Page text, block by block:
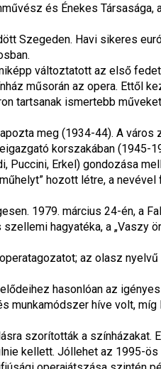
és Énekes Társasága,
Szegeden. Havi sikeres
változtatott az első
műsorán az opera. Ettől
tartsanak ismertebb
meg (1934-44). A város
korszakában (1945-
Puccini, Erkel) gondozása
hozott létre, a nevével
1979. március 24-én, a
hagyatéka, a „Vaszy
az olasz
hasonlóan az
munkamódszer híve volt, míg
szorították a színházakat.
kellett. Jóllehet az 1995-